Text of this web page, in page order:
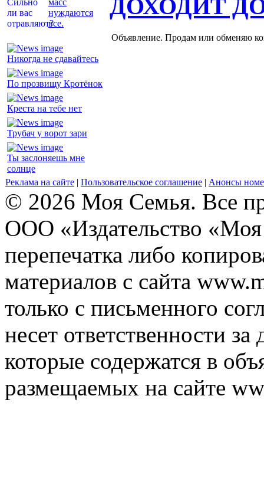
нуждаются
все.
Никогда не сдавайтесь
По прозвищу Кротёнок
Креста на тебе нет
Трубач у ворот зари
Ты заслоняешь мне
солнце
ДОХОДИТ
Объявление. Продам или обменяю
Реклама на сайте | Пользовательское соглашение | Анонсы
© 2026 Моя Семья. Все
ООО «Издательство
перепечатка либо
материалов с сайта
только с письменного
несет ответственности
которые содержатся в
размещаемых на сайте